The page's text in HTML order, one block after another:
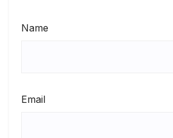
Name
Email